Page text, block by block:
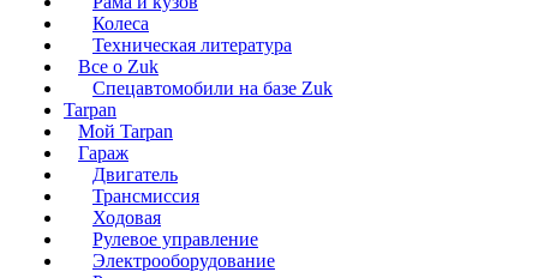
Колеса
Техническая литература
Все о Zuk
Спецавтомобили на базе Zuk
Tarpan
Мой Tarpan
Гараж
Двигатель
Трансмиссия
Ходовая
Рулевое управление
Электрооборудование